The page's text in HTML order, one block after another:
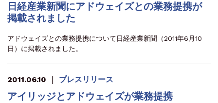
日経産業新聞にアドウェイズとの業務提携が
掲載されました
アドウェイズとの業務提携について日経産業新聞（2011年6月10
日）に掲載されました。
2011.06.10 ｜ プレスリリース
アイリッジとアドウェイズが業務提携